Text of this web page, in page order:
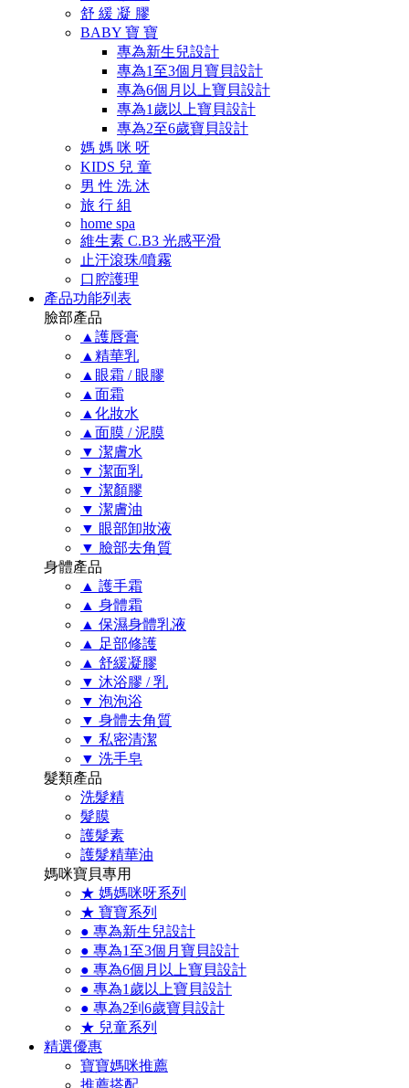
舒 緩 凝 膠
BABY 寶 寶
專為新生兒設計
專為1至3個月寶貝設計
專為6個月以上寶貝設計
專為1歲以上寶貝設計
專為2至6歲寶貝設計
媽 媽 咪 呀
KIDS 兒 童
男 性 洗 沐
旅 行 組
home spa
維生素 C.B3 光感平滑
止汗滾珠/噴霧
口腔護理
產品功能列表
臉部產品
▲護唇膏
▲精華乳
▲眼霜 / 眼膠
▲面霜
▲化妝水
▲面膜 / 泥膜
▼ 潔膚水
▼ 潔面乳
▼ 潔顏膠
▼ 潔膚油
▼ 眼部卸妝液
▼ 臉部去角質
身體產品
▲ 護手霜
▲ 身體霜
▲ 保濕身體乳液
▲ 足部修護
▲ 舒緩凝膠
▼ 沐浴膠 / 乳
▼ 泡泡浴
▼ 身體去角質
▼ 私密清潔
▼ 洗手皂
髮類產品
洗髮精
髮膜
護髮素
護髮精華油
媽咪寶貝專用
★ 媽媽咪呀系列
★ 寶寶系列
● 專為新生兒設計
● 專為1至3個月寶貝設計
● 專為6個月以上寶貝設計
● 專為1歲以上寶貝設計
● 專為2到6歲寶貝設計
★ 兒童系列
精選優惠
寶寶媽咪推薦
推薦搭配